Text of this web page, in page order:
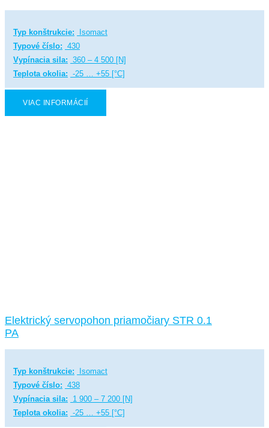
Typ konštrukcie:
Isomact
Typové číslo: 430
Vypínacia sila: 360 – 4 500 [N]
Teplota okolia: -25 … +55 [°C]
VIAC INFORMÁCIÍ
Elektrický servopohon priamočiary STR 0.1
PA
Typ konštrukcie:
Isomact
Typové číslo: 438
Vypínacia sila:
1 900 – 7 200 [N]
Teplota okolia: -25 … +55 [°C]